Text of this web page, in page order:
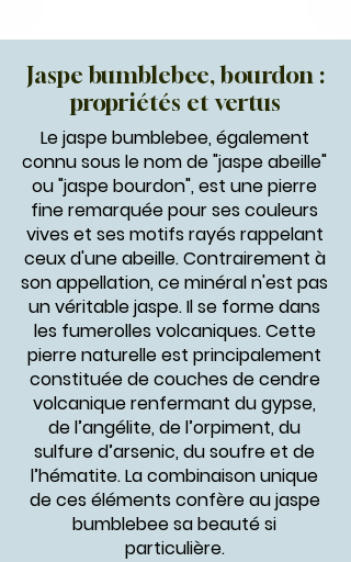
Jaspe bumblebee, bourdon :
propriétés et vertus
Le jaspe bumblebee, également
connu sous le nom de "jaspe abeille"
ou "jaspe bourdon", est une pierre
fine remarquée pour ses couleurs
vives et ses motifs rayés rappelant
ceux d'une abeille. Contrairement à
son appellation, ce minéral n'est pas
un véritable jaspe. Il se forme dans
les fumerolles volcaniques. Cette
pierre naturelle est principalement
constituée de couches de cendre
volcanique renfermant du gypse,
de l’angélite, de l’orpiment, du
sulfure d’arsenic, du soufre et de
l’hématite. La combinaison unique
de ces éléments confère au jaspe
bumblebee sa beauté si
particulière.